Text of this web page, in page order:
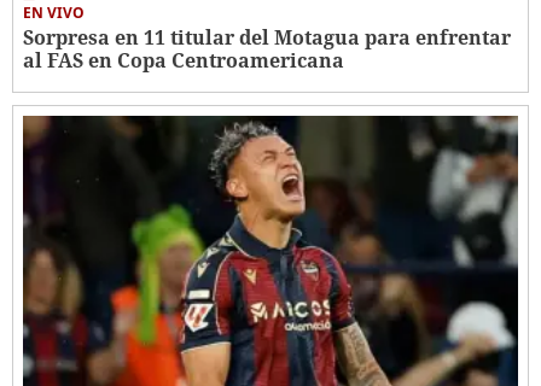
EN VIVO
Sorpresa en 11 titular del Motagua para enfrentar
al FAS en Copa Centroamericana